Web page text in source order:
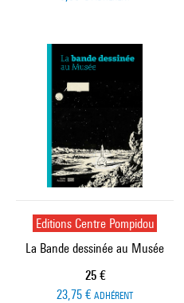
Editions Centre Pompidou
La Bande dessinée au Musée
Prix ​​actuel
25 €
23,75 € ADHÉRENT